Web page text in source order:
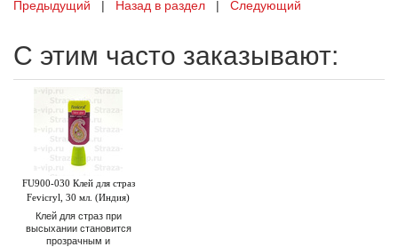
Предыдущий | Назад в раздел | Следующий
С этим часто заказывают:
FU900-030 Клей для страз
Fevicryl, 30 мл. (Индия)
Клей для страз при
высыхании становится
прозрачным и